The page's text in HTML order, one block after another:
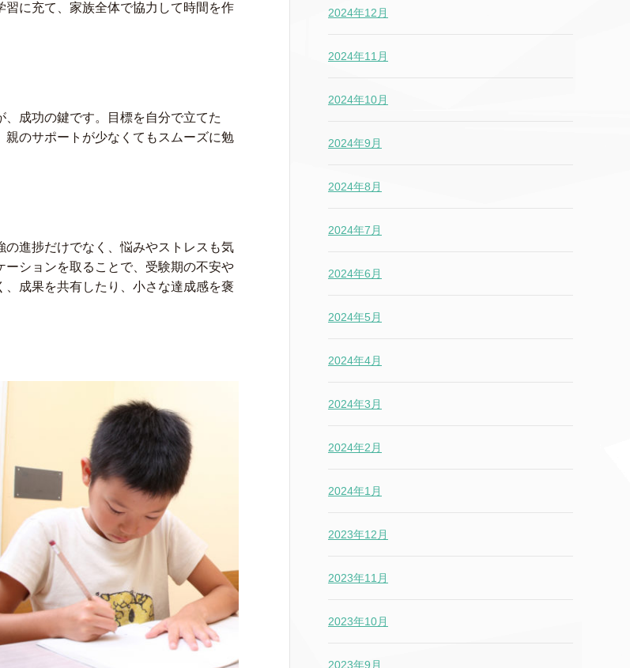
に充て、家族全体で協力して時間を作
、成功の鍵です。目標を自分で立てた
のサポートが少なくてもスムーズに勉
の進捗だけでなく、悩みやストレスも気
ションを取ることで、受験期の不安や
成果を共有したり、小さな達成感を褒
2024年12月
2024年11月
2024年10月
2024年9月
2024年8月
2024年7月
2024年6月
2024年5月
2024年4月
2024年3月
2024年2月
2024年1月
2023年12月
2023年11月
2023年10月
2023年9月